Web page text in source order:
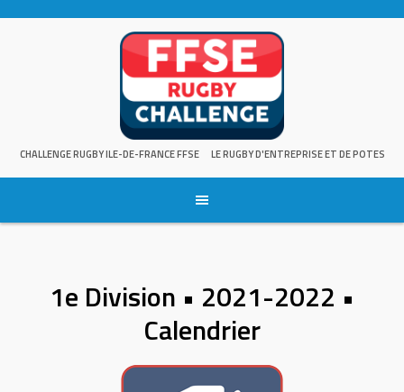
CHALLENGE RUGBY ILE-DE-FRANCE FFSE LE RUGBY D'ENTREPRISE ET DE POTES
1e Division • 2021-2022 •
Calendrier